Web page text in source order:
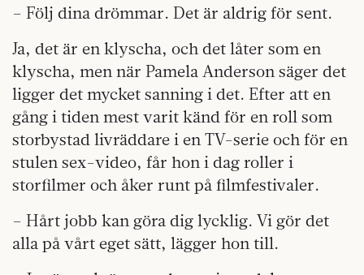
– Följ dina drömmar. Det är aldrig för sent.
Ja, det är en klyscha, och det låter som en
klyscha, men när Pamela Anderson säger det
ligger det mycket sanning i det. Efter att en
gång i tiden mest varit känd för en roll som
storbystad livräddare i en TV-serie och för en
stulen sex-video, får hon i dag roller i
storfilmer och åker runt på filmfestivaler.
– Hårt jobb kan göra dig lycklig. Vi gör det
alla på vårt eget sätt, lägger hon till.